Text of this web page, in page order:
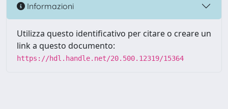
Informazioni
Utilizza questo identificativo per citare o creare un
link a questo documento:
https://hdl.handle.net/20.500.12319/15364